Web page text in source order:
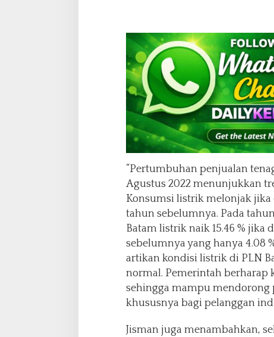
“Pertumbuhan penjualan
Agustus 2022 menunjukkan
Konsumsi listrik melonjak
tahun sebelumnya. Pada
Batam listrik naik 15.46 %
sebelumnya yang hanya 4.08
artikan kondisi listrik di PLN
normal. Pemerintah berharap
sehingga mampu
khususnya bagi pelanggan
Jisman juga menambahkan,